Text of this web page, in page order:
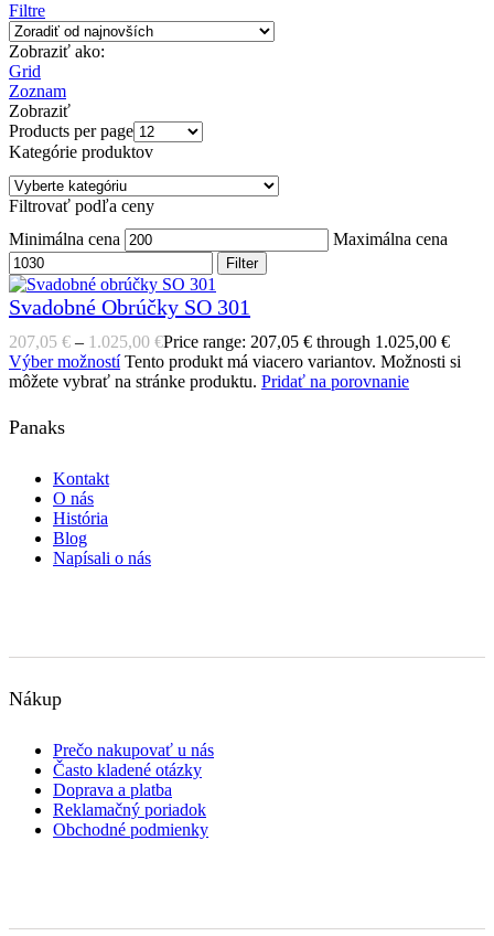
Filtre
Zobraziť ako:
Grid
Zoznam
Zobraziť
Products per page
Kategórie produktov
Filtrovať podľa ceny
Minimálna cena
Maximálna cena
Filter
Svadobné Obrúčky SO 301
207,05 € – 1.025,00 €Price range: 207,05 € through 1.025,00 €
Výber možností Tento produkt má viacero variantov. Možnosti si
môžete vybrať na stránke produktu. Pridať na porovnanie
Panaks
Kontakt
O nás
História
Blog
Napísali o nás
Nákup
Prečo nakupovať u nás
Často kladené otázky
Doprava a platba
Reklamačný poriadok
Obchodné podmienky